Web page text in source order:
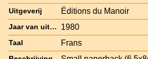
Uitgeverij Éditions du Manoir
Jaar van uitgave 1980
Taal Frans